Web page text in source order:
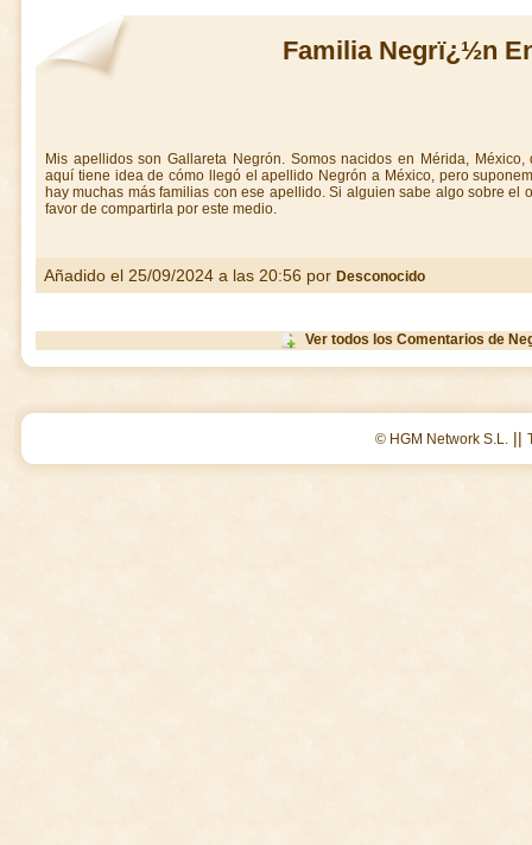
Familia Negrï¿½n
Mis apellidos son Gallareta Negrón. Somos nacidos en Mérida,
aquí tiene idea de cómo llegó el apellido Negrón a México, pero
hay muchas más familias con ese apellido. Si alguien sabe algo sobre el
favor de compartirla por este medio.
Añadido el 25/09/2024 a las 20:56 por Desconocido
Ver todos los Comentarios de
© HGM Network S.L. ||